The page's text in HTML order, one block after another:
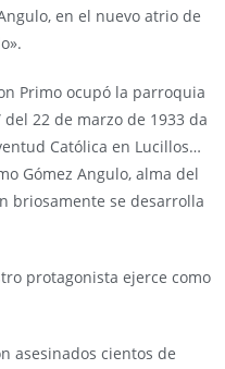
en el nuevo atrio de
Primo ocupó la parroquia
del 22 de marzo de 1933 da
Católica en Lucillos…
Gómez Angulo, alma del
briosamente se desarrolla
protagonista ejerce como
asesinados cientos de